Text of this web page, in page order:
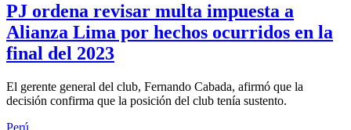
PJ ordena revisar multa impuesta a
Alianza Lima por hechos ocurridos en la
final del 2023
El gerente general del club, Fernando Cabada, afirmó que la
decisión confirma que la posición del club tenía sustento.